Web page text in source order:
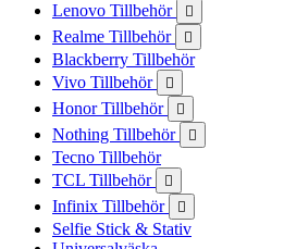
Lenovo Tillbehör 
Realme Tillbehör 
Blackberry Tillbehör
Vivo Tillbehör

Honor Tillbehör 
Nothing Tillbehör 
Tecno Tillbehör
TCL Tillbehör

Infinix Tillbehör 
Selfie Stick & Stativ